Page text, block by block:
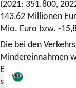
(2021: 351.800,
143,62 Millionen
Mio. Euro bzw. -
Die bei den
Mindereinnahmen
Bundes und des
sogenannten